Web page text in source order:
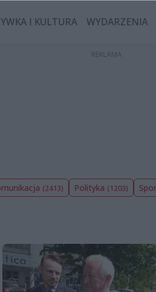
I KULTURA WYDARZENIA
(2413) Polityka (1203)